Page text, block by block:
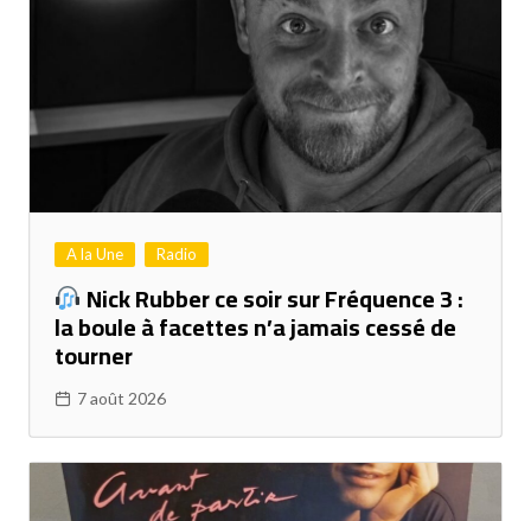
A la Une Radio
Nick Rubber ce soir sur Fréquence 3 :
la boule à facettes n’a jamais cessé de
tourner
7 août 2026